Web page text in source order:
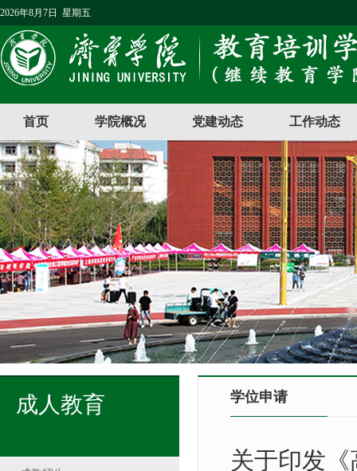
2026年8月7日 星期五
首页 学院概况 党建动态 工作动态
成人教育 学位申请
关于印发